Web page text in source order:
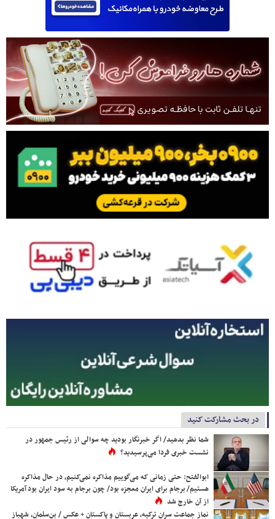
در بحث مشارکت کنید
شما نظر بدهید/ اگر خبرنگار بودید چه سوالی از رئیس جمهور در
نشست خبری فردا می‌پرسیدید؟
ابوالفتح: حتی زمانی که می‌گوییم مذاکره نمی‌کنیم، در حال مذاکره
هستیم/ برجام برای ایران معجزه بود/ چون برجام به سود ایران بود آمریکا
از آن خارج شد
نماز جماعت سران ترکیه، عربستان و پاکستان + عکس / بن‌سلمان، شهباز